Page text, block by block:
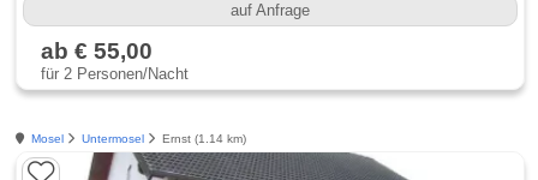
auf Anfrage
ab € 55,00
für 2 Personen/Nacht
Mosel Untermosel Ernst (1.14 km)